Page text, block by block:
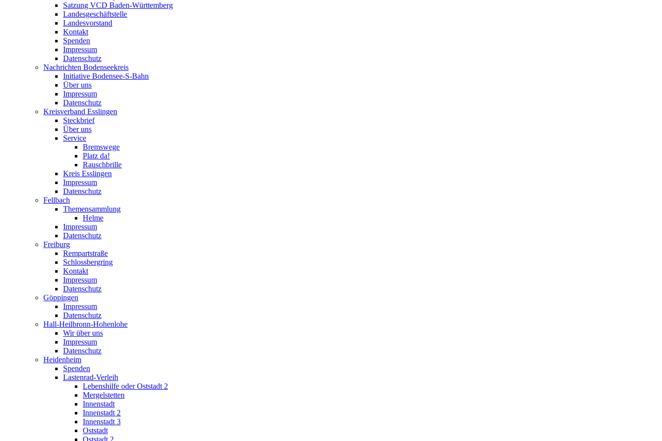
Satzung VCD Baden-Württemberg
Landesgeschäftstelle
Landesvorstand
Kontakt
Spenden
Impressum
Datenschutz
Nachrichten Bodenseekreis
Initiative Bodensee-S-Bahn
Über uns
Impressum
Datenschutz
Kreisverband Esslingen
Steckbrief
Über uns
Service
Bremswege
Platz da!
Rauschbrille
Kreis Esslingen
Impressum
Datenschutz
Fellbach
Themensammlung
Helme
Impressum
Datenschutz
Freiburg
Rempartstraße
Schlossbergring
Kontakt
Impressum
Datenschutz
Göppingen
Impressum
Datenschutz
Hall-Heilbronn-Hohenlohe
Wir über uns
Impressum
Datenschutz
Heidenheim
Spenden
Lastenrad-Verleih
Lebenshilfe oder Oststadt 2
Mergelstetten
Innenstadt
Innenstadt 2
Innenstadt 3
Oststadt
Oststadt 2